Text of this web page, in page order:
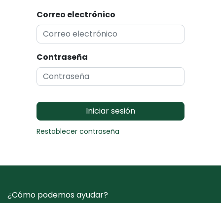
Correo electrónico
Contraseña
Iniciar sesión
Restablecer contraseña
¿Cómo podemos ayudar?